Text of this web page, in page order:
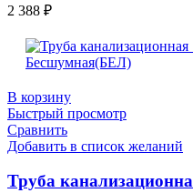
2 388 ₽
В корзину
Быстрый просмотр
Сравнить
Добавить в список желаний
Труба